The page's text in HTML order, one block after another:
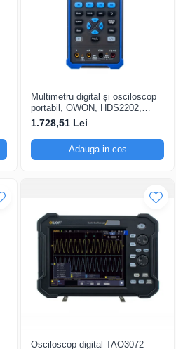
Multimetru digital și osciloscop
portabil, OWON, HDS2202,
200mV-1kV, 200mA-
1.728,51 Lei
Adauga in cos
Osciloscop digital TAO3072